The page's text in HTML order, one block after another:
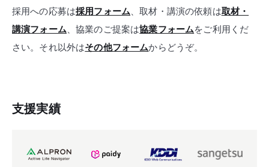
採用への応募は採用フォーム、取材・講演の依頼は取材・
講演フォーム、協業のご提案は協業フォームをご利用くだ
さい。それ以外はその他フォームからどうぞ。
支援実績